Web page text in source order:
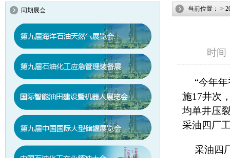
同期展会 当前位置： >
时间
“今年
施17井次
均单井压
采油四厂
采油四